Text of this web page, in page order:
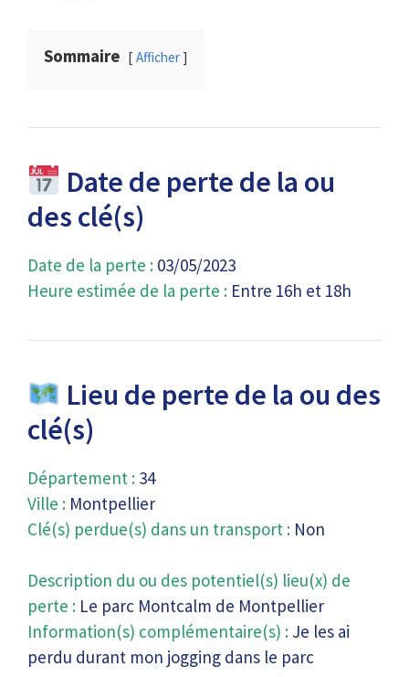
Sommaire Afficher
Date de perte de la ou
des clé(s)
Date de la perte : 03/05/2023
Heure estimée de la perte : Entre 16h et 18h
Lieu de perte de la ou des
clé(s)
Département : 34
Ville : Montpellier
Clé(s) perdue(s) dans un transport : Non
Description du ou des potentiel(s) lieu(x) de
perte : Le parc Montcalm de Montpellier
Information(s) complémentaire(s) : Je les ai
perdu durant mon jogging dans le parc